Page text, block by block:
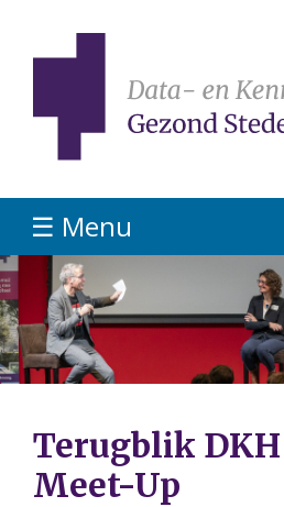
☰ Menu
Terugblik DKH
Meet-Up